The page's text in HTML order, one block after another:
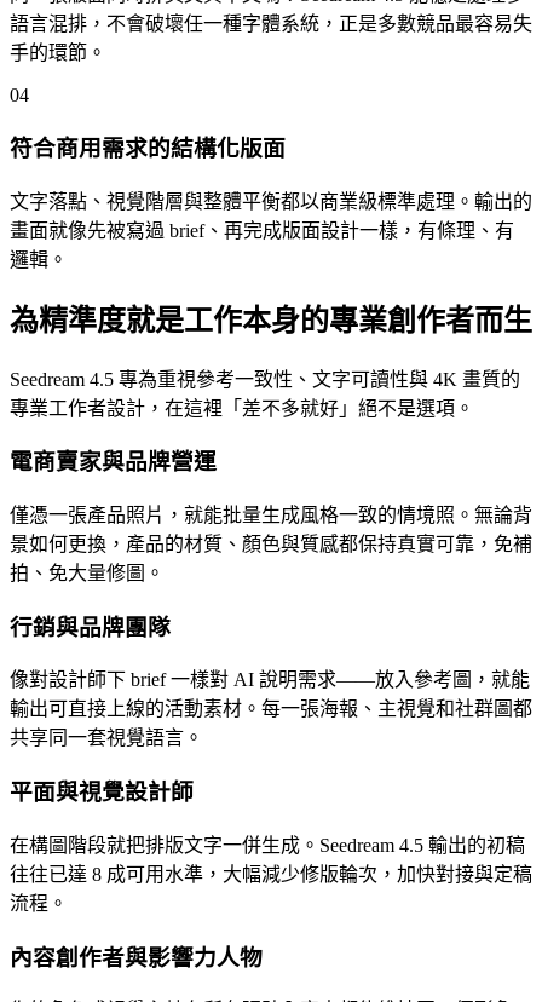
語言混排，不會破壞任一種字體系統，正是多數競品最容易失
手的環節。
04
符合商用需求的結構化版面
文字落點、視覺階層與整體平衡都以商業級標準處理。輸出的
畫面就像先被寫過 brief、再完成版面設計一樣，有條理、有
邏輯。
為精準度就是工作本身的專業創作者而生
Seedream 4.5 專為重視參考一致性、文字可讀性與 4K 畫質的
專業工作者設計，在這裡「差不多就好」絕不是選項。
電商賣家與品牌營運
僅憑一張產品照片，就能批量生成風格一致的情境照。無論背
景如何更換，產品的材質、顏色與質感都保持真實可靠，免補
拍、免大量修圖。
行銷與品牌團隊
像對設計師下 brief 一樣對 AI 說明需求——放入參考圖，就能
輸出可直接上線的活動素材。每一張海報、主視覺和社群圖都
共享同一套視覺語言。
平面與視覺設計師
在構圖階段就把排版文字一併生成。Seedream 4.5 輸出的初稿
往往已達 8 成可用水準，大幅減少修版輪次，加快對接與定稿
流程。
內容創作者與影響力人物